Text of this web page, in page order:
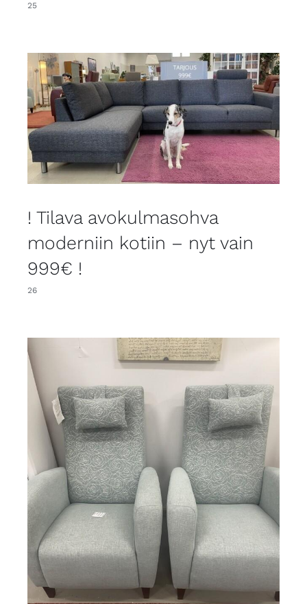
25
! Tilava avokulmasohva
moderniin kotiin – nyt vain
999€ !
26